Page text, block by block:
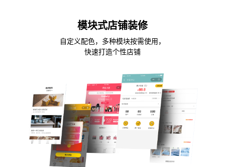
模块式店铺装修
自定义配色，多种模块按需使用，
快速打造个性店铺